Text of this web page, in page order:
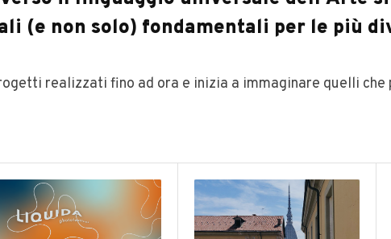
(e non solo) fondamentali per le più
realizzati fino ad ora e inizia a immaginare quelli